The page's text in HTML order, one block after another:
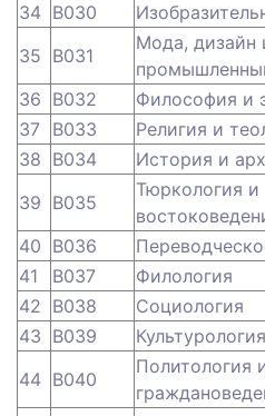
34 B030
35 B031
Мода, дизайн
36 B032 Философия и
37 B033 Религия и
38 B034 История и
39 B035
Тюркология и
40 B036
41
B037 Филология
42 B038 Социология
43 B039 Культурология
44 B040
Политология